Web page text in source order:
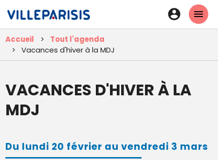
contenu
En-
tête
Accueil
Tout l'agenda
Vacances d'hiver à la MDJ
VACANCES D'HIVER À LA
MDJ
Du lundi 20 février au vendredi 3 mars